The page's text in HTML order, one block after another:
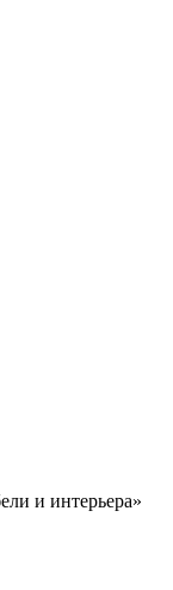
и интерьера»